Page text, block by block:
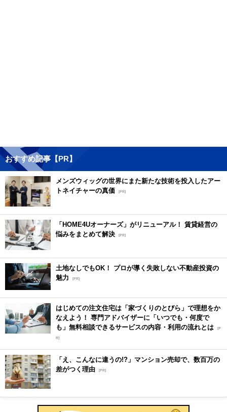
おすすめ記事【PR】
メンズウィッグの世界にまた新たな技術を投入したアー
トネイチャーの真価 [PR]
「HOME4Uオーナーズ」がリニューアル！ 賃貸経営の
悩みをまとめて解決 [PR]
土地なしでもOK！ プロが導く失敗しない不動産投資の
魅力
[PR]
はじめての注文住宅は「家づくりのとびら」で理想をか
なえよう！ 専門アドバイザーに「いつでも・何度で
も」無料相談できるサービスの内容・利用の流れとは [P
R]
「え、こんなに違うの!?」マンション売却で、数百万の
差がつく理由 [PR]